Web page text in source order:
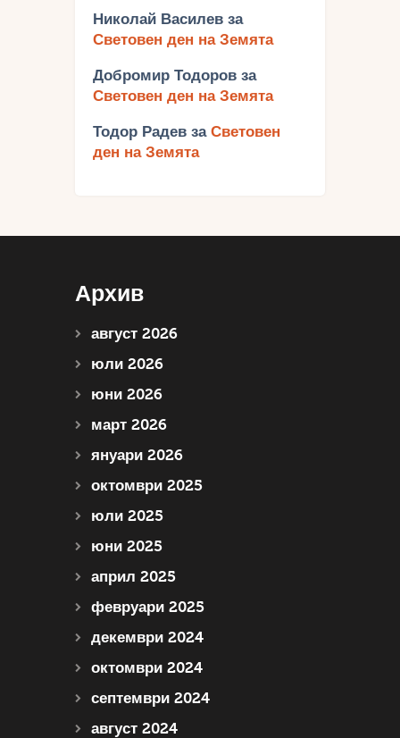
Николай Василев за
Световен ден на Земята
Добромир Тодоров за
Световен ден на Земята
Тодор Радев за Световен
ден на Земята
Архив
август 2026
юли 2026
юни 2026
март 2026
януари 2026
октомври 2025
юли 2025
юни 2025
април 2025
февруари 2025
декември 2024
октомври 2024
септември 2024
август 2024